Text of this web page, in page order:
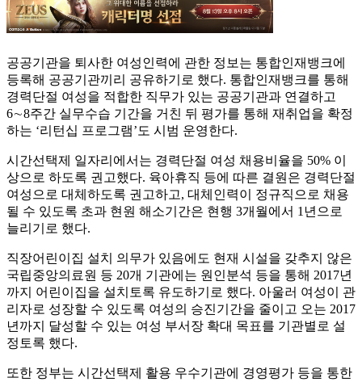
공공기관을 퇴사한 여성인력에 관한 정보는 통합인재뱅크에
등록해 공공기관끼리 공유하기로 했다. 통합인재뱅크를 통해
경력단절 여성을 적합한 직무가 있는 공공기관과 연결하고
6∼8주간 실무수습 기간을 거친 뒤 평가를 통해 재취업을 확정
하는 ‘리턴십 프로그램’도 시범 운영한다.
시간선택제 일자리에서는 경력단절 여성 채용비율을 50% 이
상으로 하도록 권고했다. 육아휴직 등에 따른 결원은 경력단절
여성으로 대체하도록 권고하고, 대체인력이 정규직으로 채용
될 수 있도록 초과 현원 해소기간은 현행 3개월에서 1년으로
늘리기로 했다.
직장어린이집 설치 의무가 있음에도 현재 시설을 갖추지 않은
국립중앙의료원 등 20개 기관에는 원인분석 등을 통해 2017년
까지 어린이집을 설치토록 유도하기로 했다. 아울러 여성이 관
리자로 성장할 수 있도록 여성의 승진기간을 줄이고 오는 2017
년까지 달성할 수 있는 여성 부서장 확대 목표를 기관별로 설
정토록 했다.
또한 정부는 시간선택제 활용 우수기관에 경영평가 등을 통한